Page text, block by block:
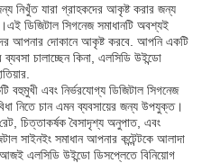
নিখুঁত যারা গ্রাহকদের আকৃষ্ট করার জন্য
ডিজিটাল সিগনেজ সমাধানটি অবশ্যই
আপনার দোকানে আকৃষ্ট করবে. আপনি একটি
চালাচ্ছেন কিনা, এলসিডি উইন্ডো
বহুমুখী এবং নির্ভরযোগ্য ডিজিটাল সিগনেজ
নিতে চান এমন ব্যবসায়ের জন্য উপযুক্ত।
চিত্তাকর্ষক বৈসাদৃশ্য অনুপাত, এবং
সাইনইং সমাধান আপনার কন্টেন্টকে আলাদা
এলসিডি উইন্ডো ডিসপ্লেতে বিনিয়োগ